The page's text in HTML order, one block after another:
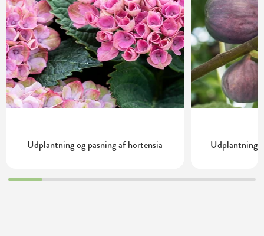
Udplantning og pasning af hortensia Udplantning